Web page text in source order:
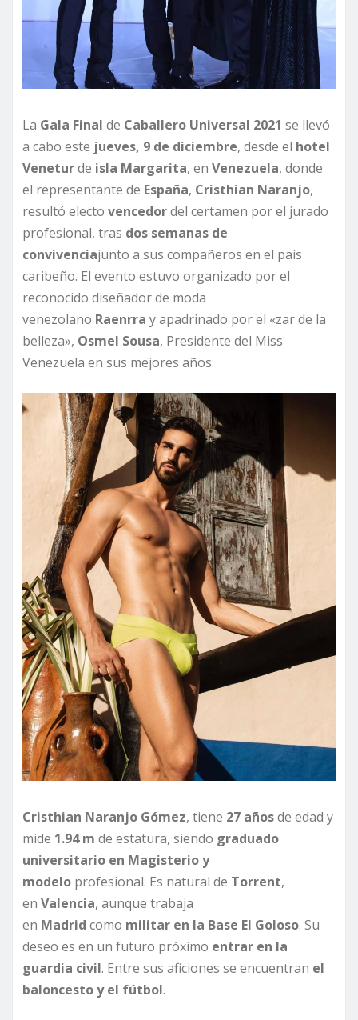
La Gala Final de Caballero Universal 2021 se llevó
a cabo este jueves, 9 de diciembre, desde el hotel
Veneturde isla Margarita, en Venezuela, donde
el representante de España, Cristhian Naranjo,
resultó electo vencedordel certamen por el jurado
profesional, tras dos semanas de
convivenciajunto a sus compañeros en el país
caribeño. El evento estuvo organizado por el
reconocido diseñador de moda
venezolano Raenrra y apadrinado por el «zar de la
belleza», Osmel Sousa, Presidente del Miss
Venezuela en sus mejores años.
Cristhian Naranjo Gómez, tiene 27 añosde edad y
mide 1.94 m de estatura, siendo graduado
universitario en Magisterioy
modelo profesional. Es natural de Torrent,
en Valencia, aunque trabaja
en Madrid como militar en la Base El Goloso. Su
deseo es en un futuro próximo entrar en la
guardia civil. Entre sus aficiones se encuentran el
baloncesto y el fútbol.